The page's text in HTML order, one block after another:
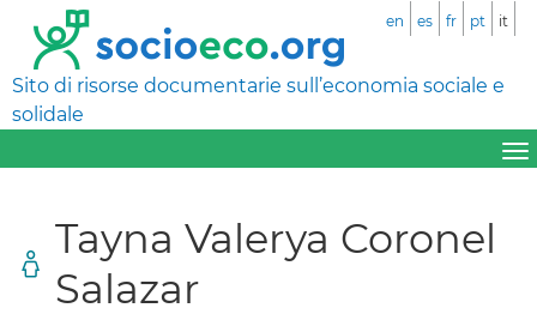
Sito di risorse documentarie sull’economia sociale e
solidale
en es fr pt it
Tayna Valerya Coronel
Salazar